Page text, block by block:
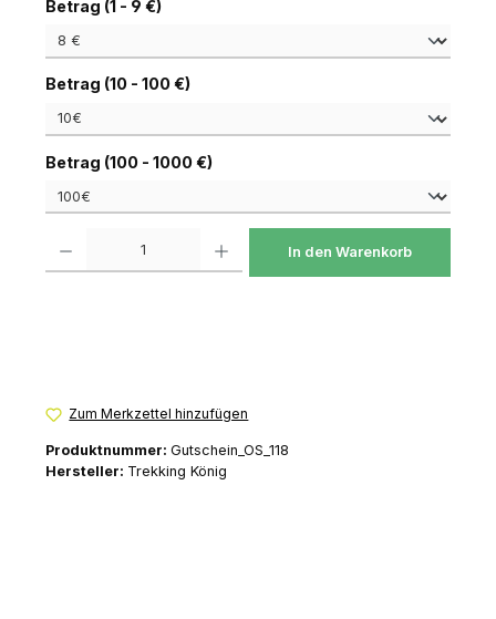
Betrag (1 - 9 €)auswählen
Betrag (10 - 100 €)auswählen
Betrag (100 - 1000 €)auswählen
In den Warenkorb
Zum Merkzettel hinzufügen
Produktnummer: Gutschein_OS_118
Hersteller: Trekking König